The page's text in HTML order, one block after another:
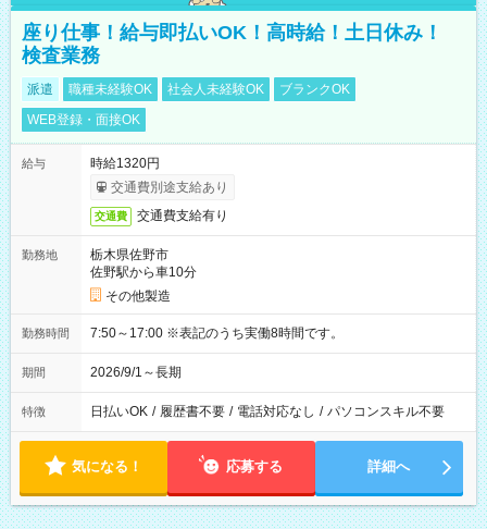
座り仕事！給与即払いOK！高時給！土日休み！
検査業務
派遣 職種未経験OK 社会人未経験OK
ブランクOK
WEB登録・面接OK
給与
時給1320円
交通費別途支給あり
交通費 交通費支給有り
勤務地
栃木県佐野市
佐野駅から車10分
その他製造
勤務時間 7:50～17:00 ※表記のうち実働8時間です。
期間 2026/9/1～長期
特徴 日払いOK / 履歴書不要 / 電話対応なし / パソコンスキル不要
気になる！ 応募する 詳細へ